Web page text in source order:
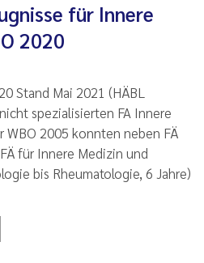
für Innere
2020
Stand Mai 2021 (HÄBL
spezialisierten FA Innere
WBO 2005 konnten neben FÄ
für Innere Medizin und
bis Rheumatologie, 6 Jahre)